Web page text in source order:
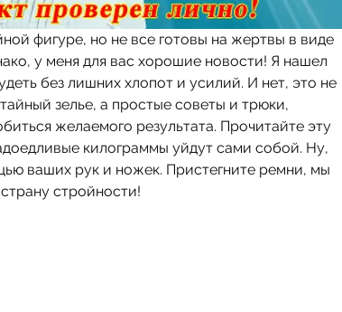
фигуре, но не все готовы на жертвы в виде
у меня для вас хорошие новости! Я нашел
без лишних хлопот и усилий. И нет, это не
зелье, а простые советы и трюки,
желаемого результата. Прочитайте эту
килограммы уйдут сами собой. Ну,
ваших рук и ножек. Пристегните ремни, мы
стройности!